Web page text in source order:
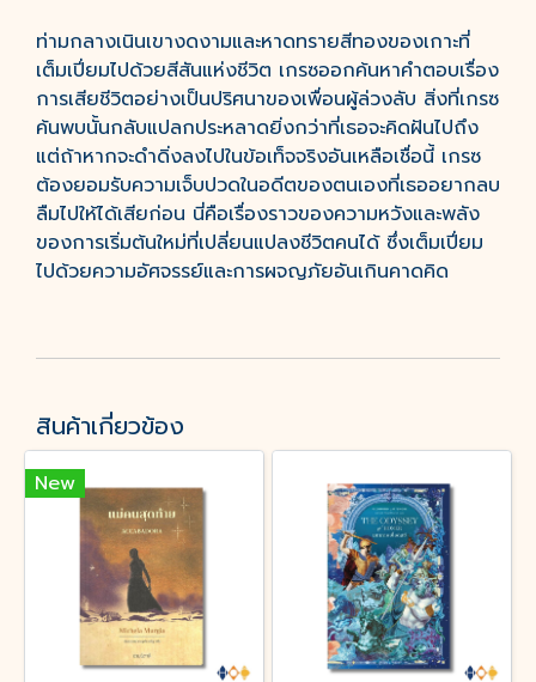
ท่ามกลางเนินเขางดงามและหาดทรายสีทองของเกาะที่
เต็มเปี่ยมไปด้วยสีสันแห่งชีวิต เกรซออกค้นหาคำตอบเรื่อง
การเสียชีวิตอย่างเป็นปริศนาของเพื่อนผู้ล่วงลับ สิ่งที่เกรซ
ค้นพบนั้นกลับแปลกประหลาดยิ่งกว่าที่เธอจะคิดฝันไปถึง
แต่ถ้าหากจะดำดิ่งลงไปในข้อเท็จจริงอันเหลือเชื่อนี้ เกรซ
ต้องยอมรับความเจ็บปวดในอดีตของตนเองที่เธออยากลบ
ลืมไปให้ได้เสียก่อน นี่คือเรื่องราวของความหวังและพลัง
ของการเริ่มต้นใหม่ที่เปลี่ยนแปลงชีวิตคนได้ ซึ่งเต็มเปี่ยม
ไปด้วยความอัศจรรย์และการผจญภัยอันเกินคาดคิด
สินค้าเกี่ยวข้อง
New